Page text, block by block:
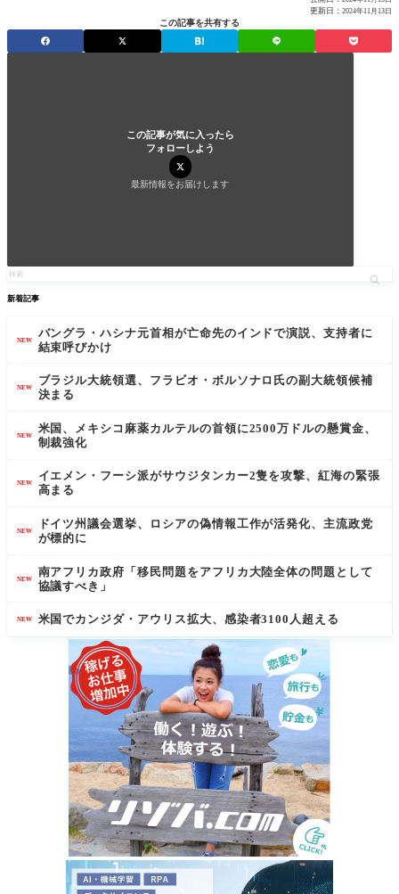
更新日： 2024年11月13日
この記事を共有する
この記事が気に入ったら
フォローしよう
最新情報をお届けします
新着記事
NEW
バングラ・ハシナ元首相が亡命先のインドで演説、支持者に
結束呼びかけ
NEW
ブラジル大統領選、フラビオ・ボルソナロ氏の副大統領候補
決まる
NEW
米国、メキシコ麻薬カルテルの首領に2500万ドルの懸賞金、
制裁強化
NEW
イエメン・フーシ派がサウジタンカー2隻を攻撃、紅海の緊張
高まる
NEW
ドイツ州議会選挙、ロシアの偽情報工作が活発化、主流政党
が標的に
NEW
南アフリカ政府「移民問題をアフリカ大陸全体の問題として
協議すべき」
NEW 米国でカンジダ・アウリス拡大、感染者3100人超える